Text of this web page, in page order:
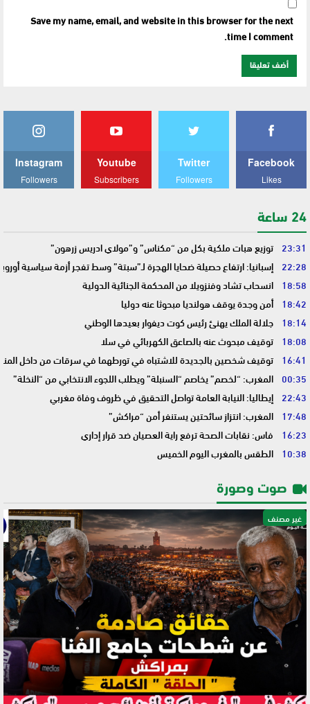
Save my name, email, and website in this browser for the next
time I comment.
Facebook
Likes
Twitter
Followers
Youtube
Subscribers
Instagram
Followers
24 ساعة
23:31 توزيع هبات ملكية بكل من “مكناس” و”مولاي ادريس زرهون”
22:28 إسبانيا: ارتفاع حصيلة ضحايا الهجرة لـ”سبتة” وسط تفجر أزمة سياسية
18:58 انسحاب تشاد وفنزويلا من المحكمة الجنائية الدولية
18:42 أمن وجدة يوقف هولنديا مبحوثا عنه دوليا
18:14 جلالة الملك يهنئ رئيس كوت ديفوار بعيدها الوطني
18:08 توقيف مبحوث عنه بالصاعق الكهربائي في سلا
16:41 توقيف شخصين بالجديدة للاشتباه في تورطهما في سرقات من داخل
00:35 المغرب: “لخصم” يخاصم “السنبلة” ويطلب اللجوء الانتخابي من “النخلة”
22:43 إيطاليا: النيابة العامة تواصل التحقيق في ظروف وفاة مغربي
17:48 المغرب: انتزاز سائحتين يستنفر أمن “مراكش”
16:23 فاس: نقابات الصحة ترفع راية العصيان ضد قرار إداري
10:38 الطقس بالمغرب اليوم الخميس
صوت وصورة
غير مصنف